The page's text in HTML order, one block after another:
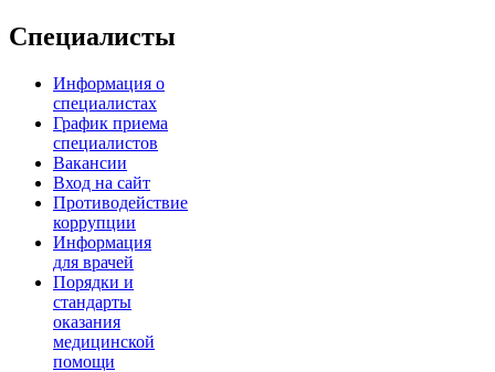
Специалисты
Информация о
специалистах
График приема
специалистов
Вакансии
Вход на сайт
Противодействие
коррупции
Информация
для врачей
Порядки и
стандарты
оказания
медицинской
помощи